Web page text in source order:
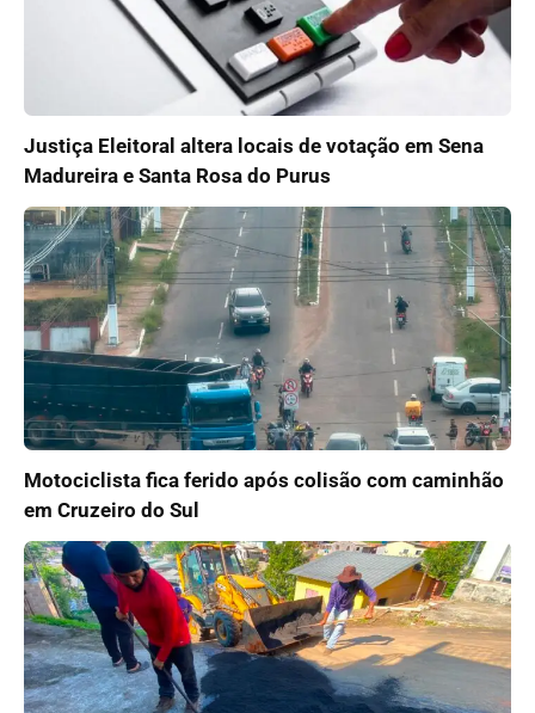
Justiça Eleitoral altera locais de votação em Sena
Madureira e Santa Rosa do Purus
Motociclista fica ferido após colisão com caminhão
em Cruzeiro do Sul